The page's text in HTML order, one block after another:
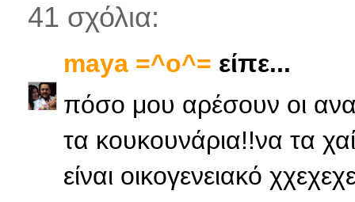
41 σχόλια:
maya =^o^= είπε...
πόσο μου αρέσουν οι
τα κουκουνάρια!!να τα
είναι οικογενειακό